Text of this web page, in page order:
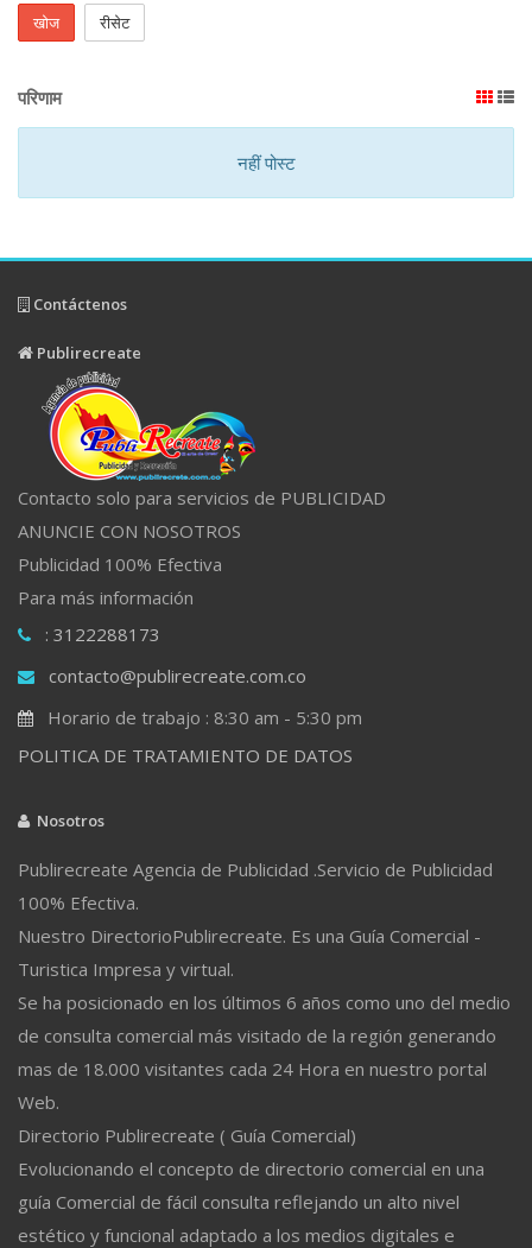
खोज रीसेट
परिणाम
नहीं पोस्ट
Contáctenos
Publirecreate
Contacto solo para servicios de PUBLICIDAD
ANUNCIE CON NOSOTROS
Publicidad 100% Efectiva
Para más información
: 3122288173
contacto@publirecreate.com.co
Horario de trabajo : 8:30 am - 5:30 pm
POLITICA DE TRATAMIENTO DE DATOS
Nosotros
Publirecreate Agencia de Publicidad .Servicio de Publicidad
100% Efectiva.
Nuestro DirectorioPublirecreate. Es una Guía Comercial -
Turistica Impresa y virtual.
Se ha posicionado en los últimos 6 años como uno del medio
de consulta comercial más visitado de la región generando
mas de 18.000 visitantes cada 24 Hora en nuestro portal
Web.
Directorio Publirecreate ( Guía Comercial)
Evolucionando el concepto de directorio comercial en una
guía Comercial de fácil consulta reflejando un alto nivel
estético y funcional adaptado a los medios digitales e